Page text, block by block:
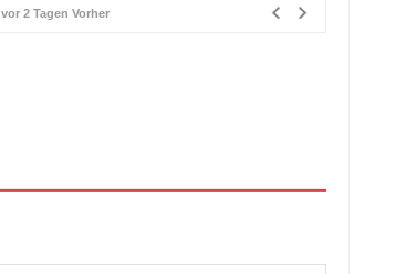
vor 2 Tagen Vorher